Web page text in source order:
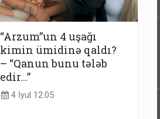
“Arzum”un 4 uşağı
kimin ümidinə qaldı?
– “Qanun bunu tələb
edir...”
4 İyul 12:05